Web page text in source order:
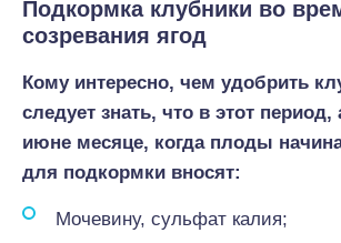
Подкормка клубники во
созревания ягод
Кому интересно, чем удобрить
следует знать, что в этот период,
июне месяце, когда плоды
для подкормки вносят:
Мочевину, сульфат калия;